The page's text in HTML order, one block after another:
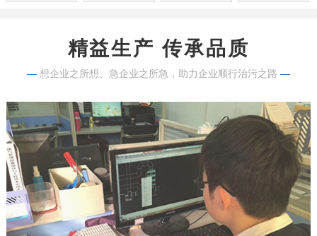
精益生产 传承品质
— 想企业之所想、急企业之所急，助力企业顺行治污之路 —